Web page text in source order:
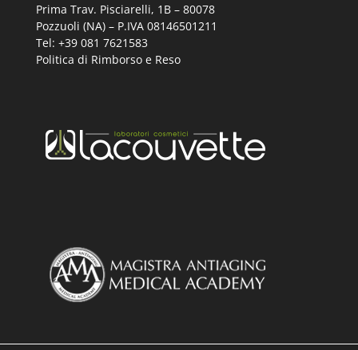
Prima Trav. Pisciarelli, 1B – 80078
Pozzuoli (NA) – P.IVA 08146501211
Tel: +39 081 7621583
Politica di Rimborso e Reso